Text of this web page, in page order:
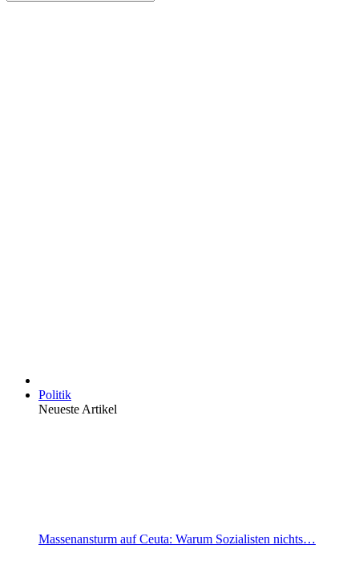
Politik
Neueste Artikel
Massenansturm auf Ceuta: Warum Sozialisten nichts…